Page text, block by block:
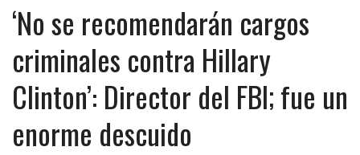
‘No se recomendarán cargos
criminales contra Hillary
Clinton’: Director del FBI; fue un
enorme descuido